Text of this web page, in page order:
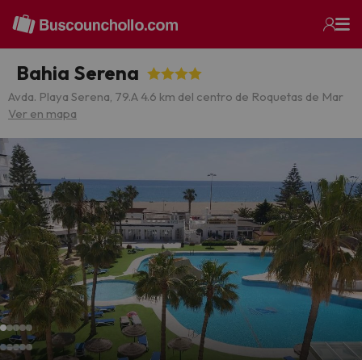
Bahia Serena
Avda. Playa Serena, 79.A 4.6 km del centro de Roquetas de Mar
Ver en mapa